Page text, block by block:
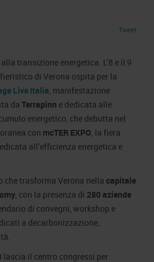
e Controllo
2026
Tweet
transizione energetica. L’8 e il 9
di Verona ospita per la
Live Italia, manifestazione
da Terrapinn e dedicata alle
energetico, che debutta nel
con mcTER EXPO, la fiera
all’efficienza energetica e
che trasforma Verona nella capitale
, con la presenza di 280 aziende
di convegni, workshop e
a decarbonizzazione,
lascia il centro congressi per